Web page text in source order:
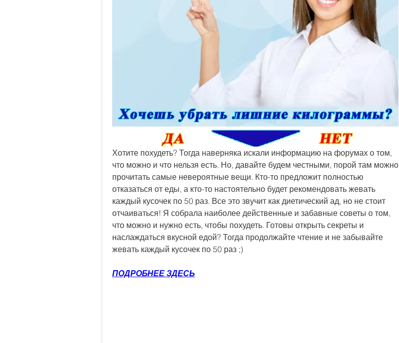
Хотите похудеть? Тогда наверняка искали информацию на форумах о том,
что можно и что нельзя есть. Но, давайте будем честными, порой там можно
прочитать самые невероятные вещи. Кто-то предложит полностью
отказаться от еды, а кто-то настоятельно будет рекомендовать жевать
каждый кусочек по 50 раз. Все это звучит как диетический ад, но не стоит
отчаиваться! Я собрала наиболее действенные и забавные советы о том,
что можно и нужно есть, чтобы похудеть. Готовы открыть секреты и
наслаждаться вкусной едой? Тогда продолжайте чтение и не забывайте
жевать каждый кусочек по 50 раз ;)
ПОДРОБНЕЕ ЗДЕСЬ